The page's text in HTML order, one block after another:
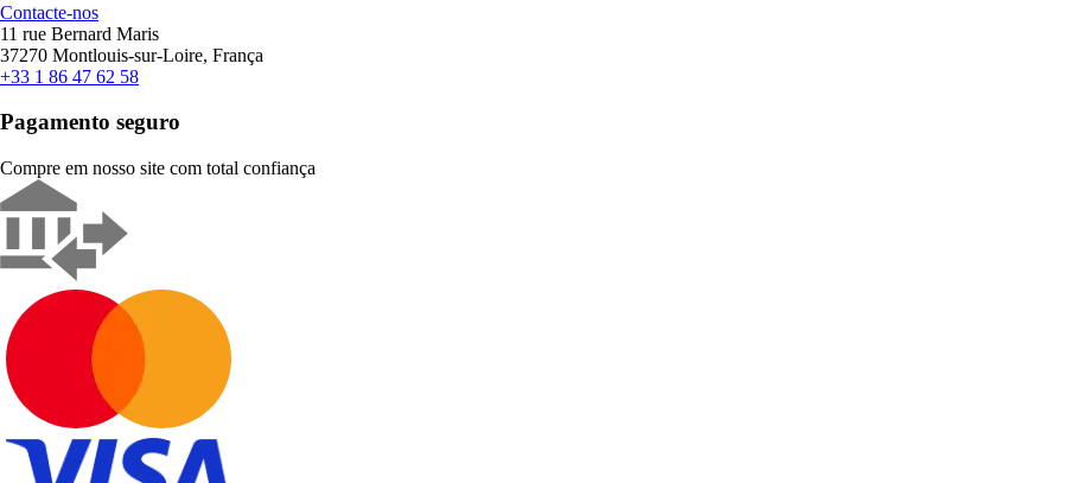
Contacte-nos
11 rue Bernard Maris
37270 Montlouis-sur-Loire, França
+33 1 86 47 62 58
Pagamento seguro
Compre em nosso site com total confiança